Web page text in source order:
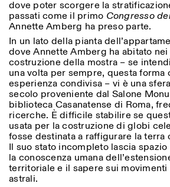
+39 02
ORARI MOSTRE:
away:
Lunedì/
17:00
dove poter scorgere la
passati come il primo Congresso
Annette Amberg ha preso parte.
In un lato della pianta
dove Annette Amberg ha abitato
costruzione della mostra – se
una volta per sempre, questa forma
esperienza condivisa – vi è una
secolo proveniente dal Salone
biblioteca Casanatense di Roma,
ricerche. È difficile stabilire se
usata per la costruzione di globi
fosse destinata a raffigurare la terra
Il suo stato incompleto lascia spazio
la conoscenza umana
territoriale e il sapere sui movimenti
astrali.